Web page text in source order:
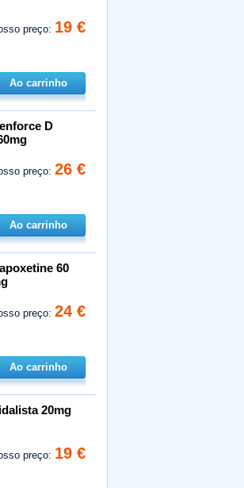
preço: 19 €
Ao carrinho
D
preço:26 €
Ao carrinho
60
preço:24 €
Ao carrinho
20mg
preço: 19 €